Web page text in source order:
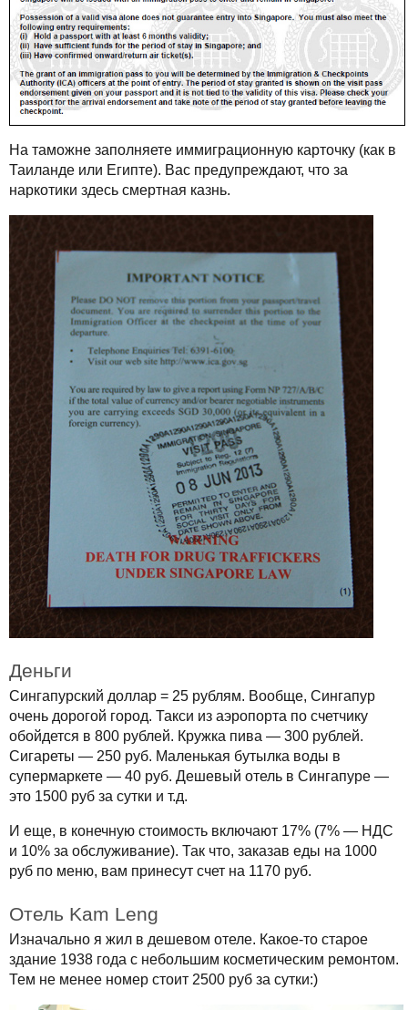
На таможне заполняете иммиграционную карточку (как в
Таиланде или Египте). Вас предупреждают, что за
наркотики здесь смертная казнь.
Деньги
Сингапурский доллар = 25 рублям. Вообще, Сингапур
очень дорогой город. Такси из аэропорта по счетчику
обойдется в 800 рублей. Кружка пива — 300 рублей.
Сигареты — 250 руб. Маленькая бутылка воды в
супермаркете — 40 руб. Дешевый отель в Сингапуре —
это 1500 руб за сутки и т.д.
И еще, в конечную стоимость включают 17% (7% — НДС
и 10% за обслуживание). Так что, заказав еды на 1000
руб по меню, вам принесут счет на 1170 руб.
Отель Kam Leng
Изначально я жил в дешевом отеле. Какое-то старое
здание 1938 года с небольшим косметическим ремонтом.
Тем не менее номер стоит 2500 руб за сутки:)